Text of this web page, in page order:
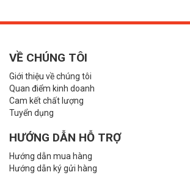
VỀ CHÚNG TÔI
Giới thiệu về chúng tôi
Quan điểm kinh doanh
Cam kết chất lượng
Tuyển dụng
HƯỚNG DẪN HỖ TRỢ
Hướng dẫn mua hàng
Hướng dẫn ký gửi hàng